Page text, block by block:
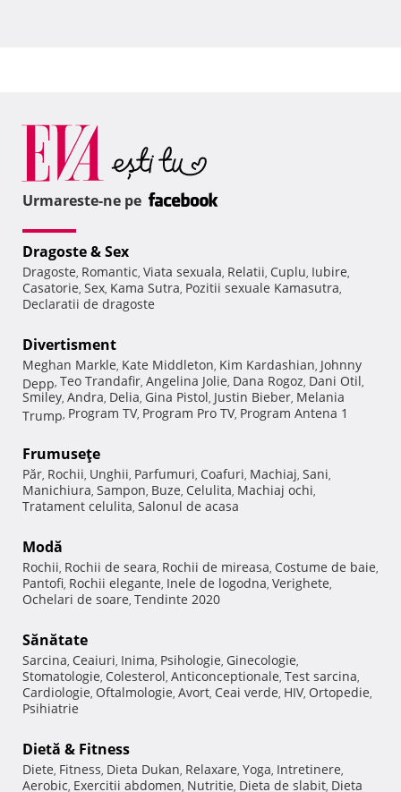
Urmareste-ne pe
Dragoste & Sex
Dragoste, Romantic, Viata sexuala, Relatii, Cuplu, Iubire,
Casatorie, Sex, Kama Sutra, Pozitii sexuale Kamasutra,
Declaratii de dragoste
Divertisment
Meghan Markle, Kate Middleton, Kim Kardashian, Johnny
Depp, Teo Trandafir, Angelina Jolie, Dana Rogoz, Dani Otil,
Smiley, Andra, Delia, Gina Pistol, Justin Bieber, Melania
Trump, Program TV, Program Pro TV, Program Antena 1
Frumuseţe
Păr, Rochii, Unghii, Parfumuri, Coafuri, Machiaj, Sani,
Manichiura, Sampon, Buze, Celulita, Machiaj ochi,
Tratament celulita, Salonul de acasa
Modă
Rochii, Rochii de seara, Rochii de mireasa, Costume de baie,
Pantofi, Rochii elegante, Inele de logodna, Verighete,
Ochelari de soare, Tendinte 2020
Sănătate
Sarcina, Ceaiuri, Inima, Psihologie, Ginecologie,
Stomatologie, Colesterol, Anticonceptionale, Test sarcina,
Cardiologie, Oftalmologie, Avort, Ceai verde, HIV, Ortopedie,
Psihiatrie
Dietă & Fitness
Diete, Fitness, Dieta Dukan, Relaxare, Yoga, Intretinere,
Aerobic, Exercitii abdomen, Nutritie, Dieta de slabit, Dieta